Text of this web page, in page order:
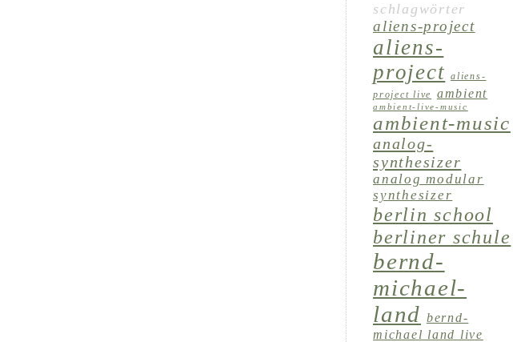
schlagwörter
aliens-project
aliens-
project
aliens-
project live
ambient
ambient-live-music
ambient-music
analog-
synthesizer
analog modular
synthesizer
berlin school
berliner schule
bernd-
michael-
land bernd-
michael land live